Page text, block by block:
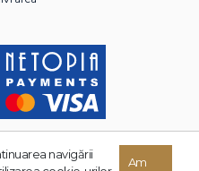
Toate drepturile rezervate.
navigării
Am